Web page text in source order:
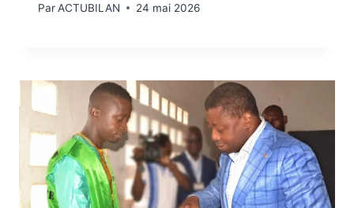
ParACTUBILAN 24 mai 2026